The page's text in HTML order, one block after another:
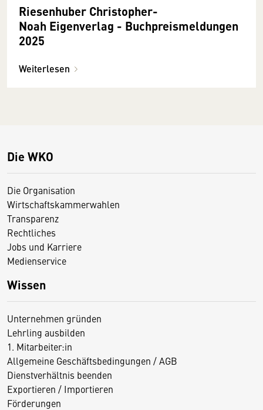
Riesenhuber Christopher-
Noah Eigenverlag - Buchpreismeldungen
2025
Weiterlesen
Die WKO
Die Organisation
Wirtschaftskammerwahlen
Transparenz
Rechtliches
Jobs und Karriere
Medienservice
Wissen
Unternehmen gründen
Lehrling ausbilden
1. Mitarbeiter:in
Allgemeine Geschäftsbedingungen / AGB
Dienstverhältnis beenden
Exportieren / Importieren
Förderungen